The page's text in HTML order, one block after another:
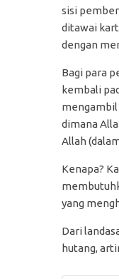
sisi
ditawai
dengan
Bagi para
kembali
mengambil
dimana
Allah
Kenapa?
yang
Dari
hutang,